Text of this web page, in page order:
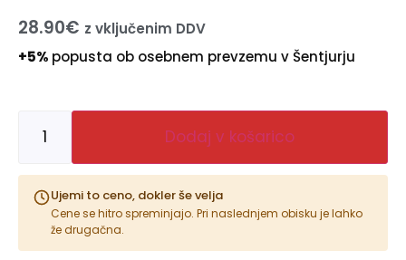
28.90€ z vključenim DDV
+5% popusta ob osebnem prevzemu v Šentjurju
Dodaj v košarico
Ujemi to ceno, dokler še velja
Cene se hitro spreminjajo. Pri naslednjem obisku je lahko
že drugačna.